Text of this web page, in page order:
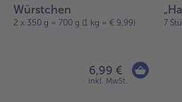
Würstchen
2 x 350 g = 700 g (1 kg = € 9,99)
6,99 €
inkl. MwSt.
7